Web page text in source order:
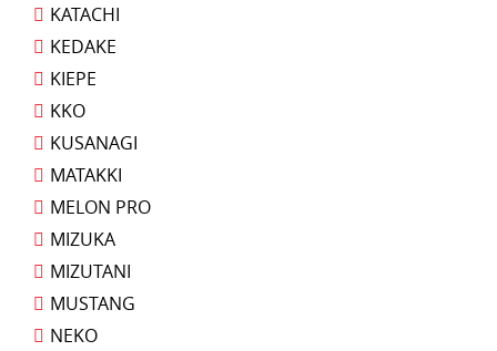
KATACHI
KEDAKE
KIEPE
KKO
KUSANAGI
MATAKKI
MELON PRO
MIZUKA
MIZUTANI
MUSTANG
NEKO